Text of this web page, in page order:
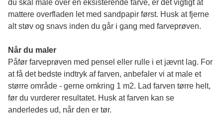
du skal male over en eksisterende farve, er det vigtigt at
mattere overfladen let med sandpapir først. Husk at fjerne
alt støv og snavs inden du går i gang med farveprøven.
Når du maler
Påfør farveprøven med pensel eller rulle i et jævnt lag. For
at få det bedste indtryk af farven, anbefaler vi at male et
større område - gerne omkring 1 m2. Lad farven tørre helt,
før du vurderer resultatet. Husk at farven kan se
anderledes ud, når den er tør.